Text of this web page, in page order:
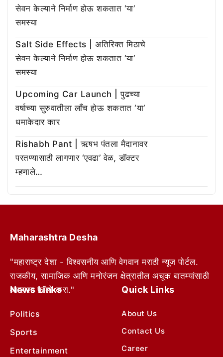
सेवन केल्याने निर्माण होऊ शकतात ‘या’
समस्या
Salt Side Effects | अतिरिक्त मिठाचे
सेवन केल्याने निर्माण होऊ शकतात ‘या’
समस्या
Upcoming Car Launch | पुढच्या
वर्षाच्या सुरुवातीला लाँच होऊ शकतात ‘या’
धमाकेदार कार
Rishabh Pant | ऋषभ पंतला मैदानावर
परतण्यासाठी लागणार ‘एवढा’ वेळ, डॉक्टर
म्हणाले…
Maharashtra Desha
"महाराष्ट्र देशा - विश्वसनीय आणि वेगवान मराठी न्यूज पोर्टल.
राजकीय, सामाजिक आणि मनोरंजन क्षेत्रातील अचूक बातम्यांसाठी
आम्हाला फॉलो करा."
News Links
Politics
Sports
Entertainment
Quick Links
About Us
Contact Us
Career